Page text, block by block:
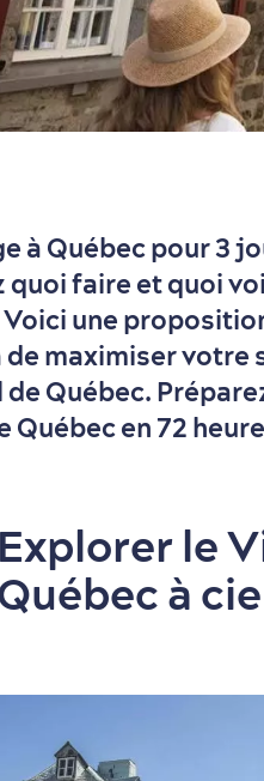
à Québec pour 3
quoi faire et quoi
une
maximiser votre
de Québec.
Québec en 72
Explorer le
à